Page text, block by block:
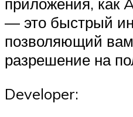
— это быстрый
позволяющий
разрешение на
Developer: